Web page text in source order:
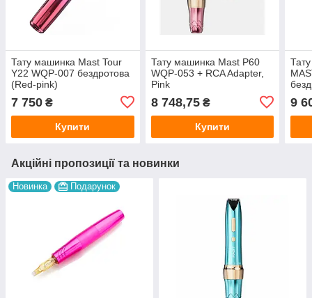
Тату машинка Mast Tour
Y22 WQP-007 бездротова
(Red-pink)
7 750 ₴
Купити
Тату машинка Mast P60
WQP-053 + RCA Adapter,
Pink
8 748,75₴
Купити
9
Акційні пропозиції та новинки
Новинка Подарунок